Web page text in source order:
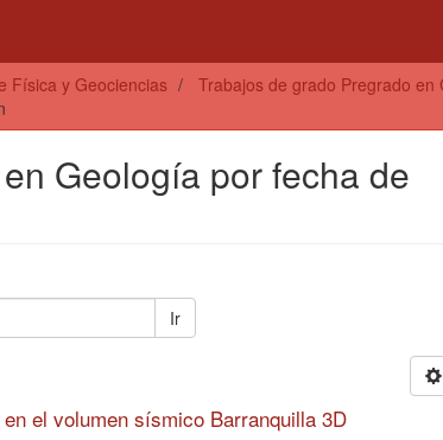
Física y Geociencias
Trabajos de grado Pregrado en
Geología por fecha de
Ir
el volumen sísmico Barranquilla 3D